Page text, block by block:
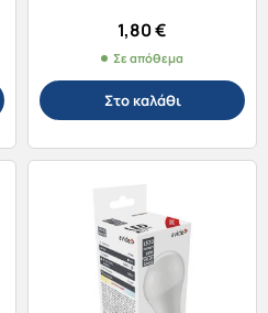
1,80€
Σε απόθεμα
Στο καλάθι